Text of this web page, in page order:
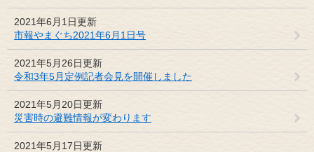
2021年6月1日更新
市報やまぐち2021年6月1日号
2021年5月26日更新
令和3年5月定例記者会見を開催しました
2021年5月20日更新
災害時の避難情報が変わります
2021年5月17日更新